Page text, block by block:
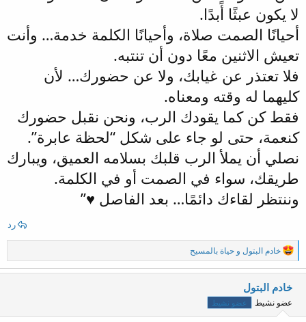
لا يكون عبثًا أبدًا.
أحيانًا الصمت صلاة، وأحيانًا الكلمة خدمة… وأنت
تعيش الاثنين معًا دون أن تنتبه.
فلا تعتذر عن غيابك، ولا عن حضورك… لأن
كليهما له وقته ومعناه.
فقط كن كما يقودك الرب، ونحن نقبل حضورك
كنعمة، حتى لو جاء على شكل “لحظة عابرة”.
نصلي أن يملأ الرب قلبك بسلامه العميق، ويبارك
طريقك، سواء في الصمت أو في الكلمة.
وننتظر لقاءك دائمًا… بعد الفاصل ♥”
رد
ا
ل
ت
ا
ع
خادم البتول و حياة بالمسيح
خادم البتول
عضو نشيط عضو نشيط